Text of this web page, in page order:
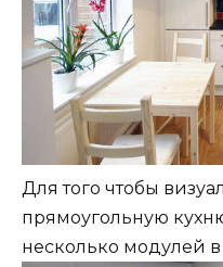
Для того чтобы
прямоугольную
несколько модулей